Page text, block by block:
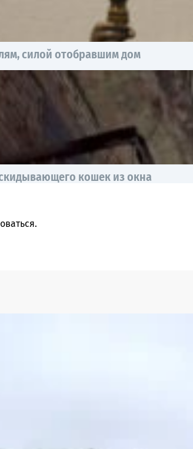
силой отобравшим дом
кошек из окна
.